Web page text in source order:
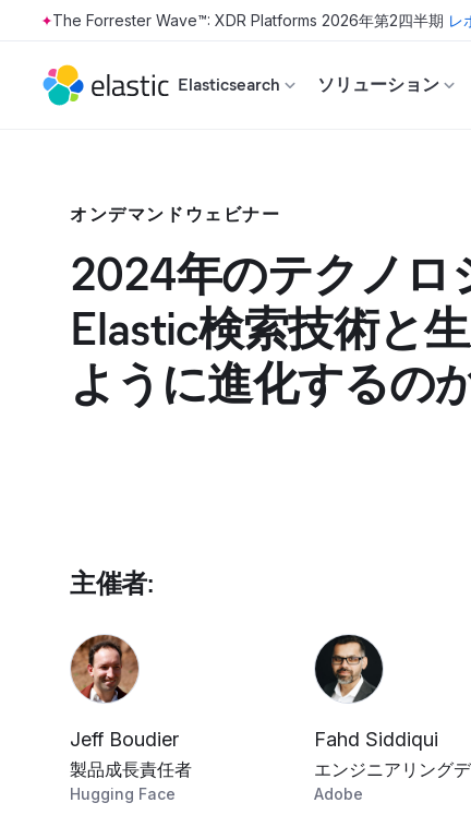
Skip to main content
The Forrester Wave™: XDR Platforms 2026年第2四半期 レ
Elasticsearch ソリューション
オンデマンドウェビナー
2024年のテクノロ
Elastic検索技術と
ように進化するの
主催者:
Jeff Boudier
製品成長責任者
Hugging Face
Fahd Siddiqui
エンジニアリング
Adobe